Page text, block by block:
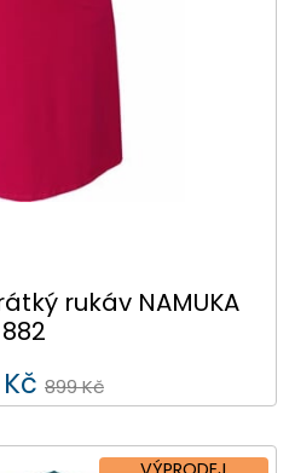
rukáv NAMUKA
882
899 Kč